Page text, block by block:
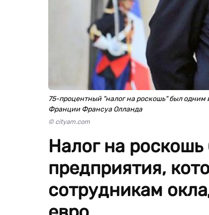
75-процентный "налог на роскошь" был
Франции Франсуа Олланда
© cityam.com
Налог на
предприятия,
сотрудникам